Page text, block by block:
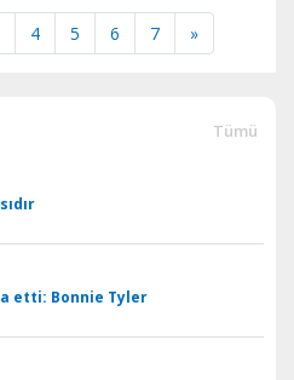
4 5 6 7 »
Tümü
etti: Bonnie Tyler